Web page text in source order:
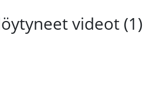
videot (1)